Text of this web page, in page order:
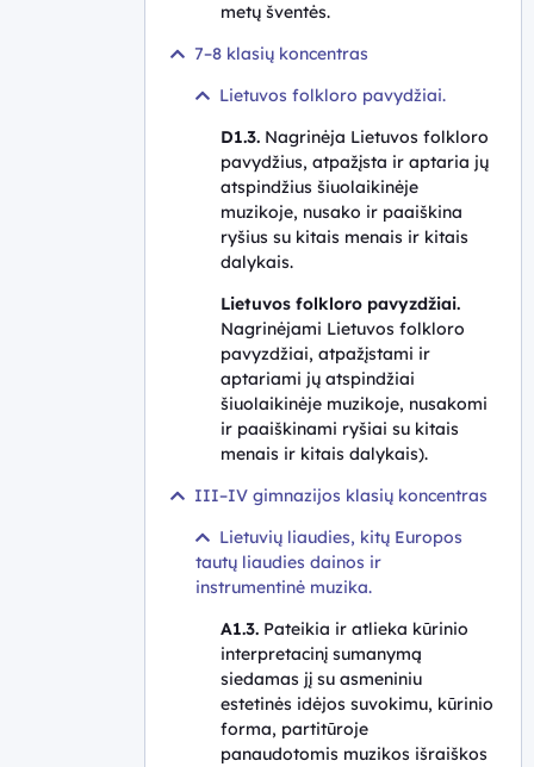
metų šventės.
7–8 klasių koncentras
Lietuvos folkloro pavydžiai.
D1.3. Nagrinėja Lietuvos folkloro
pavydžius, atpažįsta ir aptaria jų
atspindžius šiuolaikinėje
muzikoje, nusako ir paaiškina
ryšius su kitais menais ir kitais
dalykais.
Lietuvos folkloro pavyzdžiai.
Nagrinėjami Lietuvos folkloro
pavyzdžiai, atpažįstami ir
aptariami jų atspindžiai
šiuolaikinėje muzikoje, nusakomi
ir paaiškinami ryšiai su kitais
menais ir kitais dalykais).
III–IV gimnazijos klasių koncentras
Lietuvių liaudies, kitų Europos
tautų liaudies dainos ir
instrumentinė muzika.
A1.3. Pateikia ir atlieka kūrinio
interpretacinį sumanymą
siedamas jį su asmeniniu
estetinės idėjos suvokimu, kūrinio
forma, partitūroje
panaudotomis muzikos išraiškos